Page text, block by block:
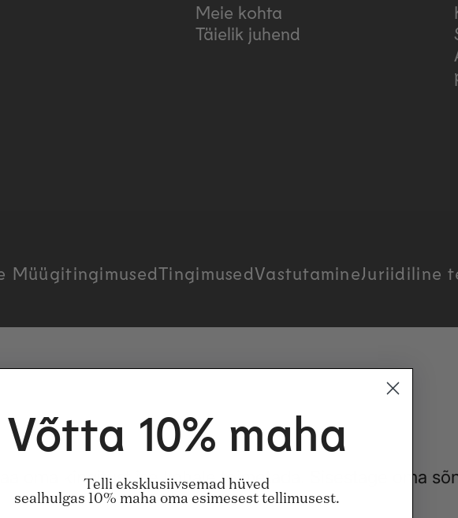
Meie kohta
Täielik juhend
MüügitingimusedTingimusedVastutamineJuriidiline
Võtta 10% maha
Telli eksklusiivsemad hüved
sealhulgas 10% maha oma esimesest tellimusest.